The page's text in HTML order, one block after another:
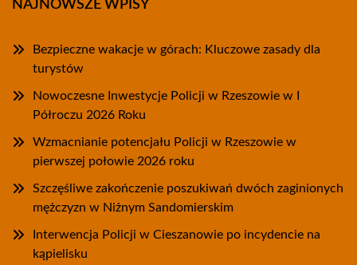
NAJNOWSZE WPISY
Bezpieczne wakacje w górach: Kluczowe zasady dla
turystów
Nowoczesne Inwestycje Policji w Rzeszowie w I
Półroczu 2026 Roku
Wzmacnianie potencjału Policji w Rzeszowie w
pierwszej połowie 2026 roku
Szczęśliwe zakończenie poszukiwań dwóch zaginionych
mężczyzn w Niżnym Sandomierskim
Interwencja Policji w Cieszanowie po incydencie na
kąpielisku